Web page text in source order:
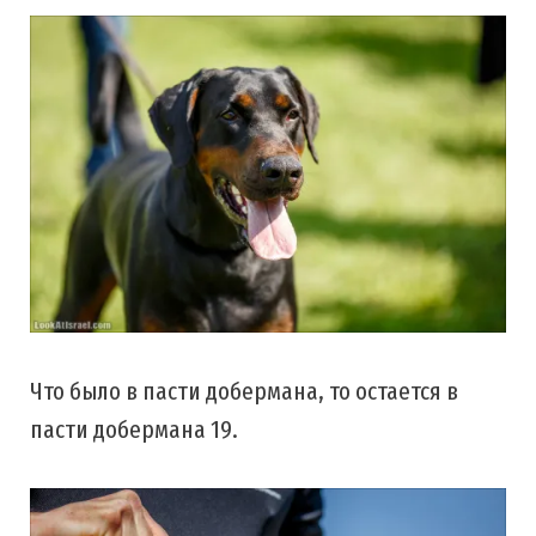
Что было в пасти добермана, то остается в
пасти добермана 19.